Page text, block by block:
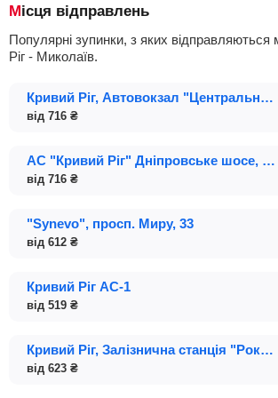
Місця відправлень
Популярні зупинки, з яких відправляються маршрутки Кривий
Ріг - Миколаїв.
Кривий Ріг, Автовокзал "Центральний", Дніпровське шосе; будинок 1А
від 716 ₴
Кривий Ріг АС-1
від 519 ₴
АС "Кривий Ріг" Дніпровське шосе, 1А, Центральний автовокзал
від 716 ₴
Кривий Ріг, Залізнична станція "Рокувата", улиця Сергея Колачевского; будинок 3
від 623 ₴
"Synevo", просп. Миру, 33
від 612 ₴